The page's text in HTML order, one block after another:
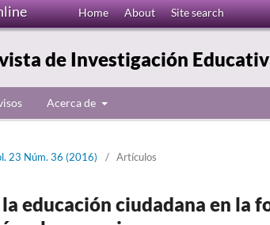
Home About Site search
de Investigación
Acerca de
23 Núm. 36 (2016) / Artículos
educación ciudadana en la